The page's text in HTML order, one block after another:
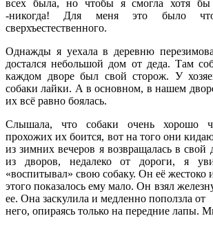
всех была, но чтобы я смогла хотя бы
-никогда! Для меня это было
сверхъестественного.
Однажды я уехала в деревню
достался небольшой дом от деда. Там
каждом дворе был свой сторож. У
собаки лайки. А в основном, в нашем
их всё равно боялась.
Слышала, что собаки очень хорошо
прохожих их боится, вот на того они
из зимних вечеров я возвращалась в
из дворов, недалеко от дороги, я
«воспитывал» свою собаку. Он её жестоко
этого показалось ему мало. Он взял
ее. Она заскулила и медленно поползла от
него, опираясь только на передние лапы.